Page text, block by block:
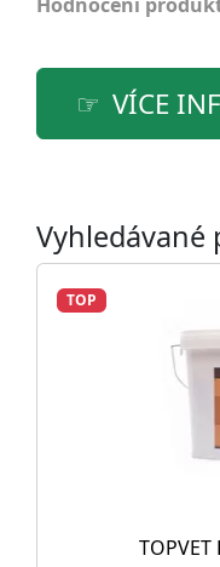
VÍCE
Vyhledávané
TOP